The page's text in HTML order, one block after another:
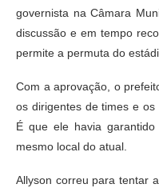
governista na Câmara
discussão e em tempo
permite a permuta do
Com a aprovação, o
os dirigentes de times e os
É que ele havia
mesmo local do atual.
Allyson correu para tentar